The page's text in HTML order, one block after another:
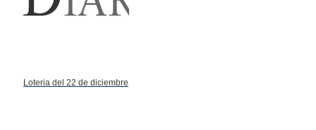
Loteria del 22 de diciembre